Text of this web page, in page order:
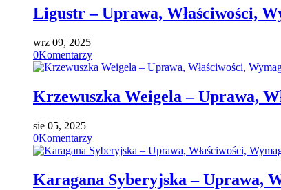
Ligustr – Uprawa, Właściwości,
wrz 09, 2025
0Komentarzy
Krzewuszka Weigela – Uprawa,
sie 05, 2025
0Komentarzy
Karagana Syberyjska – Uprawa,